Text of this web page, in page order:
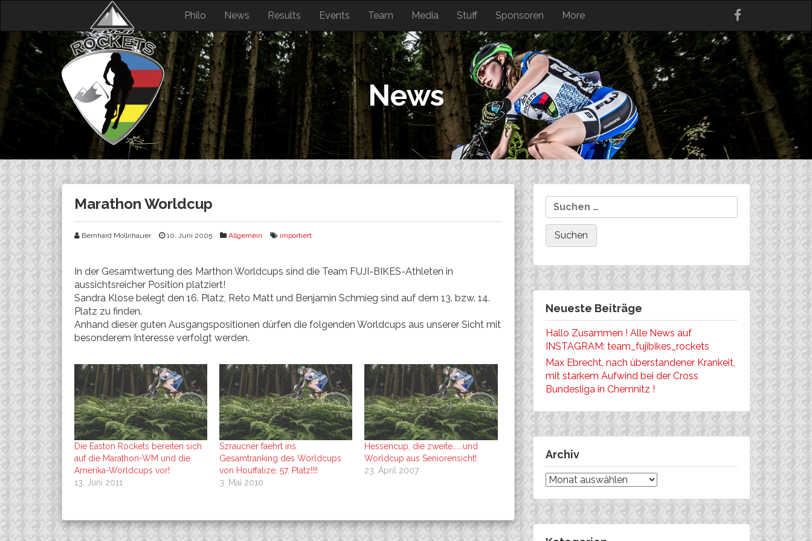
content
Philo News Results Events Team Media Stuff Sponsoren More
News
Marathon Worldcup
Bernhard Mollnhauer 10. Juni 2005 Allgemein importiert
In der Gesamtwertung des Marthon Worldcups sind die Team FUJI-BIKES-Athleten in
aussichtsreicher Position platziert!
Sandra Klose belegt den 16. Platz, Reto Matt und Benjamin Schmieg sind auf dem 13. bzw. 14.
Platz zu finden.
Anhand dieser guten Ausgangspositionen dürfen die folgenden Worldcups aus unserer Sicht mit
besonderem Interesse verfolgt werden.
Die Easton Rockets bereiten sich
auf die Marathon-WM und die
Amerika-Worldcups vor!
13. Juni 2011
Szraucner faehrt ins
Gesamtranking des Worldcups
von Houffalize, 57. Platz!!!!
3. Mai 2010
Hessencup, die zweite…….und
Worldcup aus Seniorensicht!
23. April 2007
Suchen
nach:
Neueste Beiträge
Hallo Zusammen ! Alle News auf
INSTAGRAM: team_fujibikes_rockets
Max Ebrecht, nach überstandener Krankeit,
mit starkem Aufwind bei der Cross
Bundesliga in Chemnitz !
Archiv
Archiv